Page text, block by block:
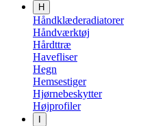
H
Håndklæderadiatorer
Håndværktøj
Hårdttræ
Havefliser
Hegn
Hemsestiger
Hjørnebeskytter
Højprofiler